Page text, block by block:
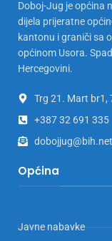
Doboj-Jug je općina
dijela prijeratne
kantonu i graniči sa
općinom Usora.
Hercegovini.
Trg 21. Mart br1,
+387 32 691 335
Općina
Javne nabavke